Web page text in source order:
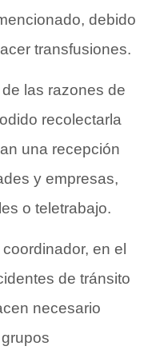
debido
transfusiones.
las razones de
recolectarla
una recepción
y empresas,
o teletrabajo.
en el
de tránsito
necesario